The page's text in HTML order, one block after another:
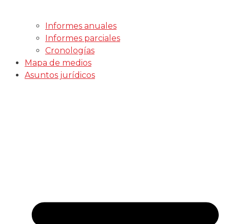
Informes anuales
Informes parciales
Cronologías
Mapa de medios
Asuntos jurídicos